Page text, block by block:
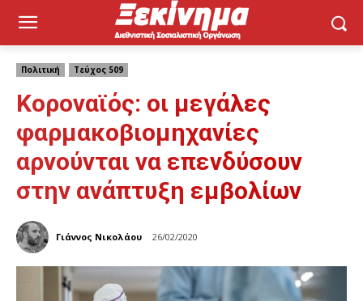
Πολιτική Τεύχος 509
Κοροναϊός: οι μεγάλες
φαρμακοβιομηχανίες
αρνούνται να επενδύσουν
στην ανάπτυξη εμβολίων
Γιάννος Νικολάου 26/02/2020